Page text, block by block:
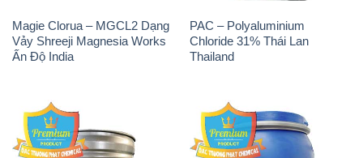
Magie Clorua – MGCL2 Dạng
Vảy Shreeji Magnesia Works
Ấn Độ India
PAC – Polyaluminium
Chloride 31% Thái Lan
Thailand